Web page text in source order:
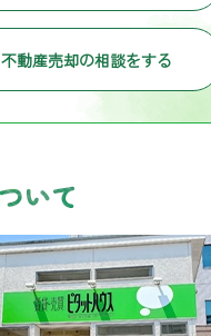
不動産売却の相談をする